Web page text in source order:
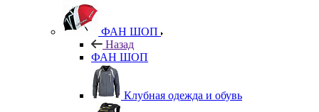
ФАН ШОП
Назад
ФАН ШОП
Клубная одежда и обувь